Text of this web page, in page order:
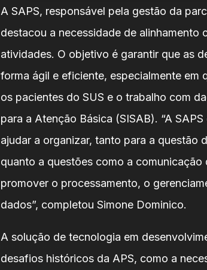
A SAPS, responsável pela gestão da
destacou a necessidade de
atividades. O objetivo é garantir que as
forma ágil e eficiente, especialmente
os pacientes do SUS e o trabalho com
para a Atenção Básica (SISAB). “A
ajudar a organizar, tanto para a questão
quanto a questões como a
promover o processamento, o
dados”, completou Simone Dominico.
A solução de tecnologia em
desafios históricos da APS, como a